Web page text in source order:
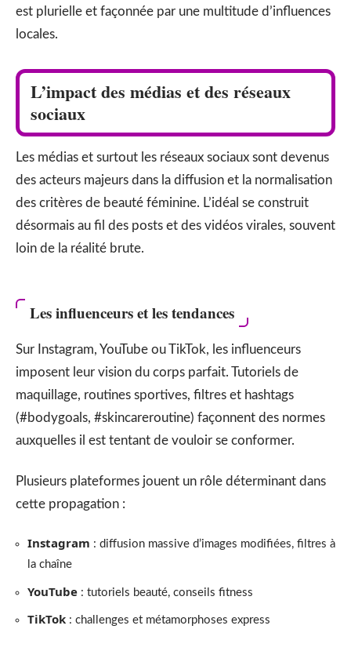
est plurielle et façonnée par une multitude d’influences
locales.
L’impact des médias et des réseaux
sociaux
Les médias et surtout les réseaux sociaux sont devenus
des acteurs majeurs dans la diffusion et la normalisation
des critères de beauté féminine. L’idéal se construit
désormais au fil des posts et des vidéos virales, souvent
loin de la réalité brute.
Les influenceurs et les tendances
Sur Instagram, YouTube ou TikTok, les influenceurs
imposent leur vision du corps parfait. Tutoriels de
maquillage, routines sportives, filtres et hashtags
(#bodygoals, #skincareroutine) façonnent des normes
auxquelles il est tentant de vouloir se conformer.
Plusieurs plateformes jouent un rôle déterminant dans
cette propagation :
Instagram : diffusion massive d’images modifiées, filtres à
la chaîne
YouTube : tutoriels beauté, conseils fitness
TikTok : challenges et métamorphoses express